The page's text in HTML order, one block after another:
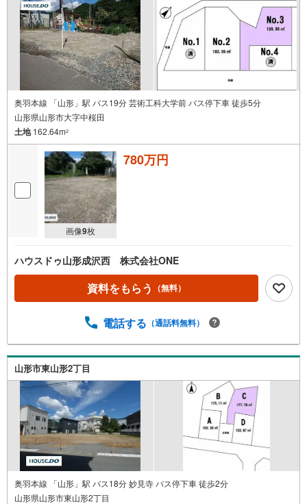
り）現地のご案内も可能ですので、どうぞお気軽にお問い
合わせください！
奥羽本線 「山形」駅 バス19分 芸術工科大学前 バス停下車 徒歩5分
山形県山形市大字中桜田
土地162.64m2
画像9枚
780万円
ハウスドゥ山形成沢西 株式会社ONE
資料をもらう （無料）
電話する （通話料無料）
山形市東山形2丁目
奥羽本線 「山形」駅 バス18分 妙見寺 バス停下車 徒歩2分
山形県山形市東山形2丁目